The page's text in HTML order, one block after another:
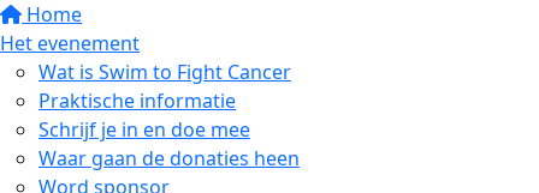
Home
Het evenement
Wat is Swim to Fight Cancer
Praktische informatie
Schrijf je in en doe mee
Waar gaan de donaties heen
Word sponsor